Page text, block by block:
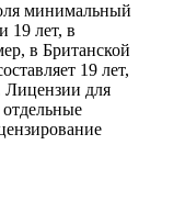
минимальный
19 лет, в
в Британской
19 лет,
Лицензии для